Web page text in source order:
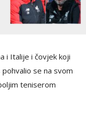
i Italije i čovjek koji
se na svom
teniserom